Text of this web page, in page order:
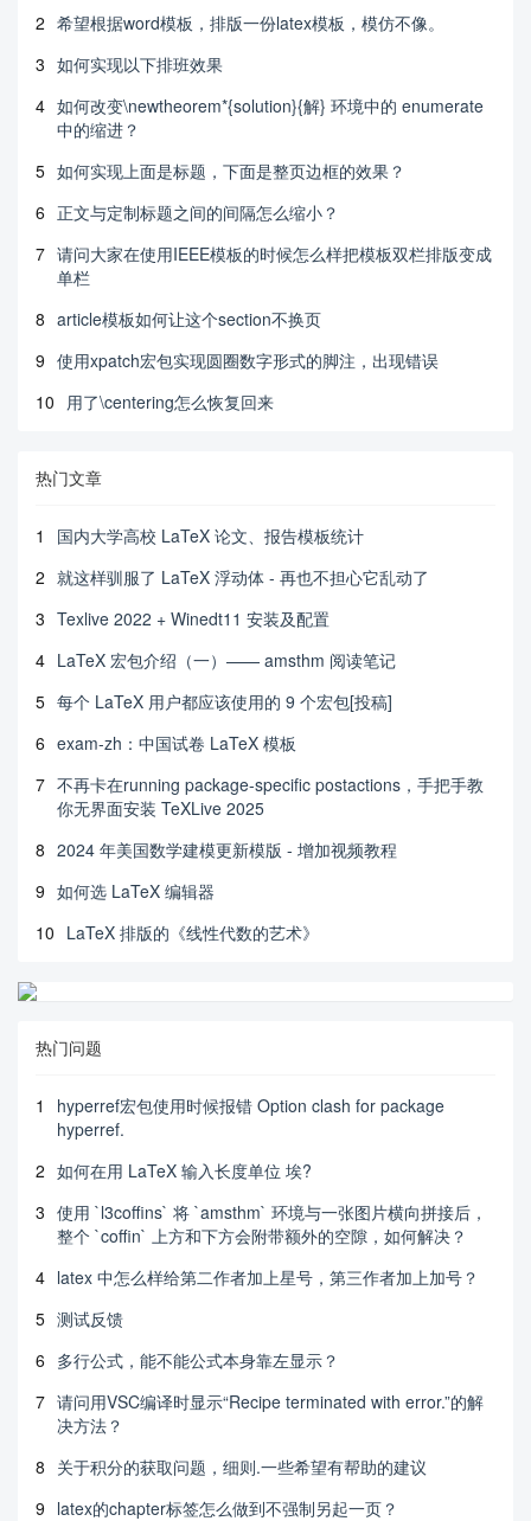
2 希望根据word模板，排版一份latex模板，模仿不像。
3 如何实现以下排班效果
4 如何改变\newtheorem*{solution}{解} 环境中的 enumerate
中的缩进？
5 如何实现上面是标题，下面是整页边框的效果？
6 正文与定制标题之间的间隔怎么缩小？
7 请问大家在使用IEEE模板的时候怎么样把模板双栏排版变成
单栏
8 article模板如何让这个section不换页
9 使用xpatch宏包实现圆圈数字形式的脚注，出现错误
10
用了\centering怎么恢复回来
热门文章
1
国内大学高校 LaTeX 论文、报告模板统计
2 就这样驯服了 LaTeX 浮动体 - 再也不担心它乱动了
3 Texlive 2022 + Winedt11 安装及配置
4 LaTeX 宏包介绍（一）—— amsthm 阅读笔记
5 每个 LaTeX 用户都应该使用的 9 个宏包[投稿]
6 exam-zh：中国试卷 LaTeX 模板
7 不再卡在running package-specific postactions，手把手教
你无界面安装 TeXLive 2025
8 2024 年美国数学建模更新模版 - 增加视频教程
9 如何选 LaTeX 编辑器
10 LaTeX 排版的《线性代数的艺术》
热门问题
1
hyperref宏包使用时候报错 Option clash for package
hyperref.
2 如何在用 LaTeX 输入长度单位 埃?
3 使用 `l3coffins` 将 `amsthm` 环境与一张图片横向拼接后，
整个 `coffin` 上方和下方会附带额外的空隙，如何解决？
4 latex 中怎么样给第二作者加上星号，第三作者加上加号？
5 测试反馈
6 多行公式，能不能公式本身靠左显示？
7 请问用VSC编译时显示“Recipe terminated with error.”的解
决方法？
8 关于积分的获取问题，细则.一些希望有帮助的建议
9 latex的chapter标签怎么做到不强制另起一页？